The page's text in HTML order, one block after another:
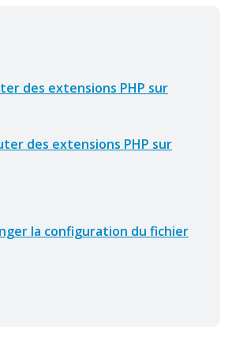
des extensions PHP sur
des extensions PHP sur
la configuration du fichier